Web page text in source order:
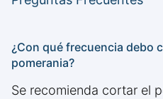
¿Con qué frecuencia debo
pomerania?
Se recomienda cortar el